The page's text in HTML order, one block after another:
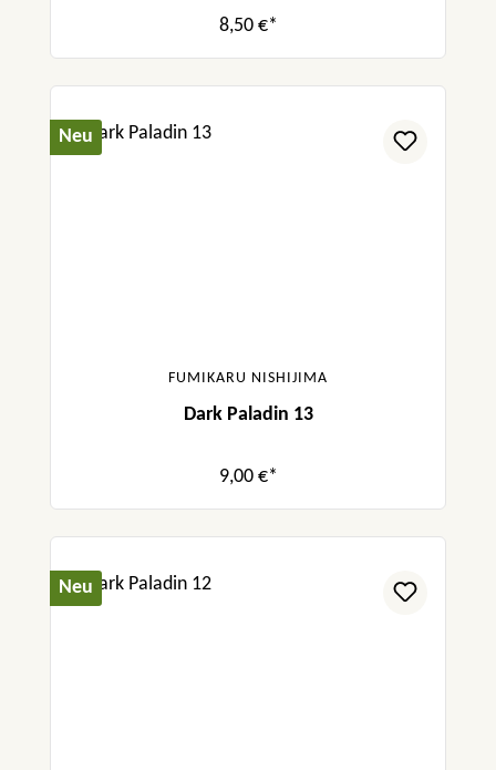
aber meine Schülerinnen lassen mich nicht
in Frieden! 08
8,50 €*
Neu
FUMIKARU NISHIJIMA
Dark Paladin 13
9,00 €*
Neu